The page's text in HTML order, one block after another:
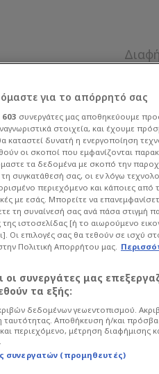
ο
χαφ
για το
στο προσκήνιο οι
για το απόρρητό σας
603 συνεργάτες μας αποθηκεύουμε
στοιχεία, και έχουμε
καταστεί δυνατή η ενεργοποίηση
οι σκοποί που εμφανίζονται
τα δεδομένα με σκοπό την
συγκατάθεσή σας, οι εν λόγω
περιεχόμενο και κάποιες από
με εσάς. Μπορείτε να
τη συναίνεσή σας ανά πάσα στιγμή
ιστοσελίδας [ή το αιωρούμενο
Οι επιλογές σας θα τεθούν σε ισχύ
Πολιτική Απορρήτου μας.
οι συνεργάτες μας
τα εξής:
δεδομένων γεωεντοπισμού.
ταυτότητας. Αποθήκευση ή/και
περιεχόμενο, μέτρηση διαφήμισης
συνεργατών (προμηθευτές)